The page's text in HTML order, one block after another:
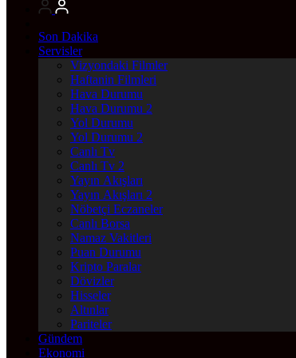
Son Dakika
Servisler
Vizyondaki Filmler
Haftanin Filmleri
Hava Durumu
Hava Durumu 2
Yol Durumu
Yol Durumu 2
Canlı Tv
Canlı Tv 2
Yayın Akışları
Yayın Akışları 2
Nöbetçi Eczaneler
Canlı Borsa
Namaz Vakitleri
Puan Durumu
Kripto Paralar
Dövizler
Hisseler
Altınlar
Pariteler
Gündem
Ekonomi